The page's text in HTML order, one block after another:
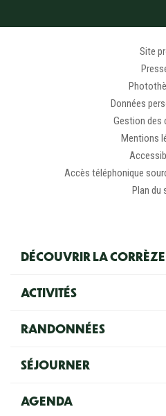
DÉCOUVRIR LA CORRÈZE
ACTIVITÉS
RANDONNÉES
SÉJOURNER
AGENDA
Site
Données
Gestion des
Mentions
Accès téléphonique
Plan du